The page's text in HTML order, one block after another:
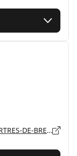
Rue de la Croix aux Potiers, 35131 CHARTRES-DE-BRETAGNE